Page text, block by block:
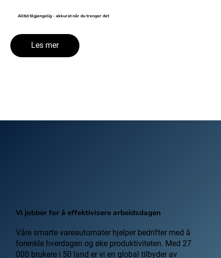
Alltid tilgjengelig - akkurat når du trenger det
Les mer
Våre smarte vareautomater hjelper bedrifter med å
forenkle hverdagen og øke produktiviteten. Med 27
000 brukere i 50 land er vi en global tilbyder av
Vi jobber for å effektivisere arbeidsdagen